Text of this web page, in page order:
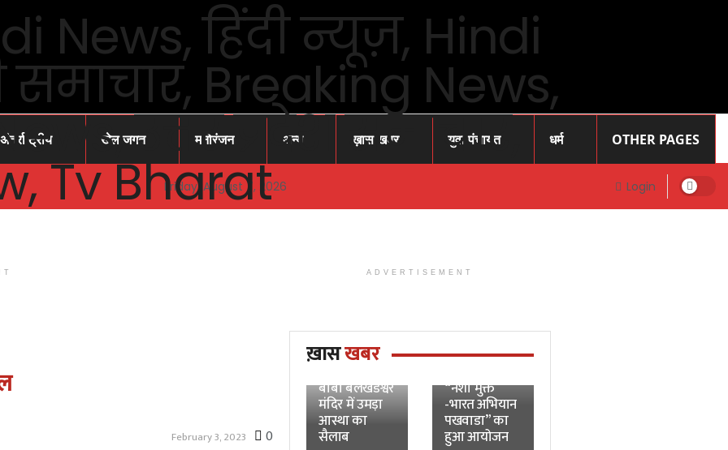
अंतर्राष्ट्रीय खेल जगत मनोरंजन अन्य ख़ास खबर युवा पंचायत धर्म OTHER PAGES
Friday, August 7, 2026 Login
February 3, 2023 0
ADVERTISEMENT
ख़ासखबर
बाबा बलखंडेश्वर
मंदिर में उमड़ा
आस्था का
सैलाब
रज्जू भय्या)
“नशा मुक्त
-भारत अभियान
पखवाडा” का
हुआ आयोजन